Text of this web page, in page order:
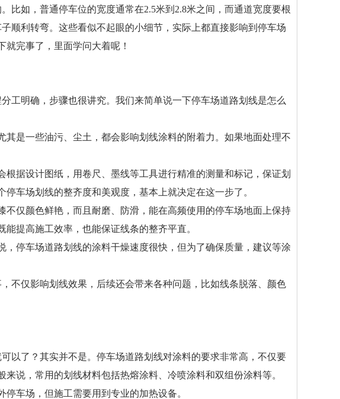
比如，普通停车位的宽度通常在2.5米到2.8米之间，而通道宽度要根
顺利转弯。这些看似不起眼的小细节，实际上都直接影响到停车场
完事了，里面学问大着呢！
工明确，步骤也很讲究。我们来简单说一下停车场道路划线是怎么
是一些油污、尘土，都会影响划线涂料的附着力。如果地面处理不
据设计图纸，用卷尺、墨线等工具进行精准的测量和标记，保证划
车场划线的整齐度和美观度，基本上就决定在这一步了。
仅颜色鲜艳，而且耐磨、防滑，能在高频使用的停车场地面上保持
提高施工效率，也能保证线条的整齐平直。
停车场道路划线的涂料干燥速度很快，但为了确保质量，建议等涂
不仅影响划线效果，后续还会带来各种问题，比如线条脱落、颜色
以了？其实并不是。停车场道路划线对涂料的要求非常高，不仅要
说，常用的划线材料包括热熔涂料、冷喷涂料和双组份涂料等。
车场，但施工需要用到专业的加热设备。